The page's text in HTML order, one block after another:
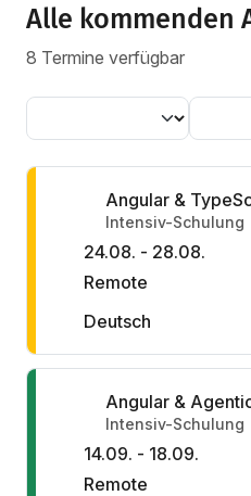
Alle kommenden
8 Termine verfügbar
Angular &
Intensiv-Schulung
24.08. - 28.08.
Remote
Deutsch
Angular &
Intensiv-Schulung
14.09. - 18.09.
Remote